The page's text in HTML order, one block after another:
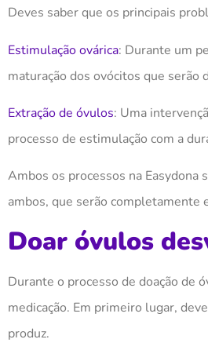
Deves saber que os principais
Estimulaçãoovárica: Durante um
maturação dos ovócitos que serão
Extração de óvulos: Uma
processo de estimulação com a
Ambos os processos na
ambos, que serão completamente
Doar óvulos
Durante o processo de doação de
medicação. Em primeiro lugar,
produz.